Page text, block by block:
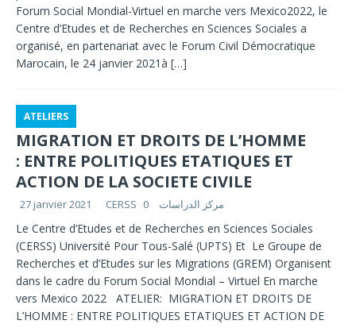
Forum Social Mondial-Virtuel en marche vers Mexico2022, le
Centre d’Etudes et de Recherches en Sciences Sociales a
organisé, en partenariat avec le Forum Civil Démocratique
Marocain, le 24 janvier 2021à […]
ATELIERS
MIGRATION ET DROITS DE L’HOMME
: ENTRE POLITIQUES ETATIQUES ET
ACTION DE LA SOCIETE CIVILE
27 janvier 2021 CERSS مركز الدراسات 0
Le Centre d’Etudes et de Recherches en Sciences Sociales
(CERSS) Université Pour Tous-Salé (UPTS) Et Le Groupe de
Recherches et d’Etudes sur les Migrations (GREM) Organisent
dans le cadre du Forum Social Mondial – Virtuel En marche
vers Mexico 2022 ATELIER: MIGRATION ET DROITS DE
L’HOMME : ENTRE POLITIQUES ETATIQUES ET ACTION DE